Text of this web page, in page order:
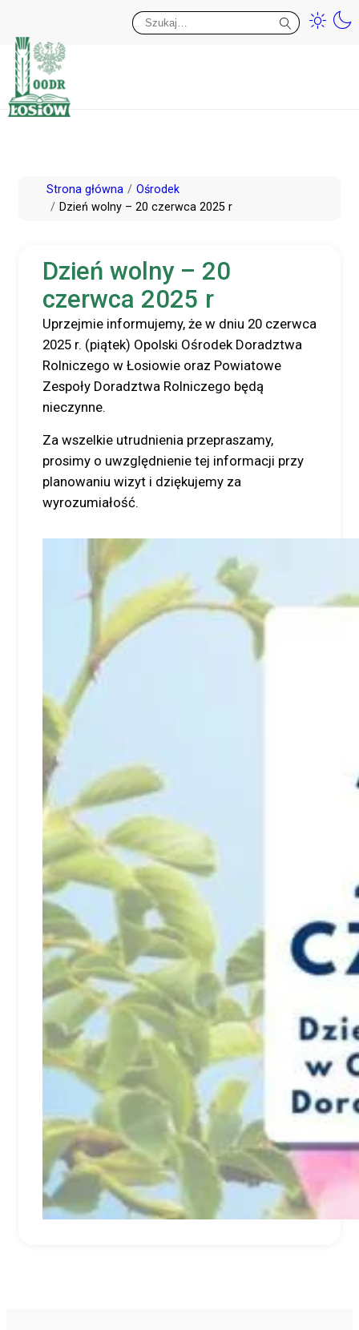
PrzejdźStrona główna
Ośrodek
Dzień wolny – 20 czerwca 2025 r
Dzień wolny – 20
czerwca 2025 r
Uprzejmie informujemy, że w dniu 20 czerwca
2025 r. (piątek) Opolski Ośrodek Doradztwa
Rolniczego w Łosiowie oraz Powiatowe
Zespoły Doradztwa Rolniczego będą
nieczynne.
Za wszelkie utrudnienia przepraszamy,
prosimy o uwzględnienie tej informacji przy
planowaniu wizyt i dziękujemy za
wyrozumiałość.